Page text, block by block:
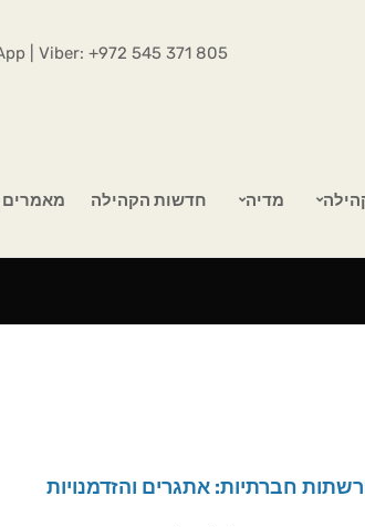
| Viber: +972 545 371 805
מדיה חדשות הקהילה מאמרים
חברתיות: אתגרים והזדמנויות